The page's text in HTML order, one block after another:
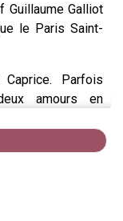
Guillaume Galliot
le Paris Saint-
Parfois
amours en
Lavezzi ou
avec une fine
mais a gardé